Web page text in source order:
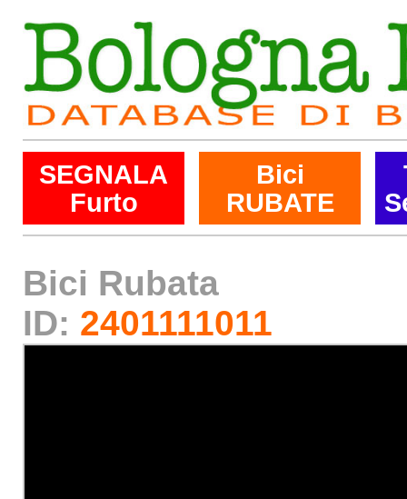
SEGNALA
Furto
Bici
RUBATE
Bici Rubata
ID: 2401111011